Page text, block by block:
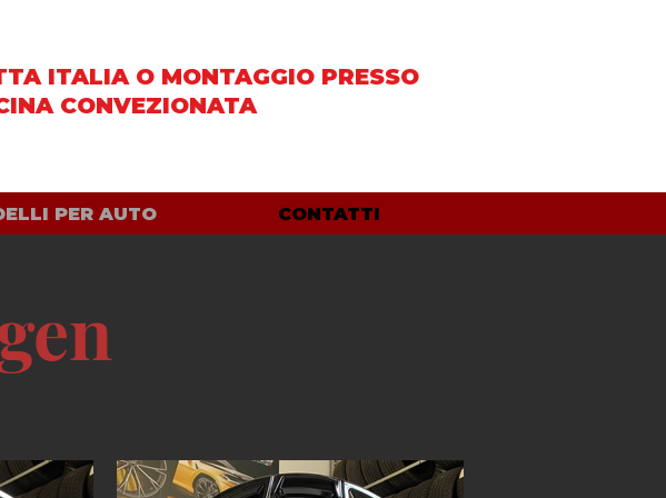
ITALIAO MONTAGGIO PRESSO
CONVEZIONATA
PER AUTO CONTATTI